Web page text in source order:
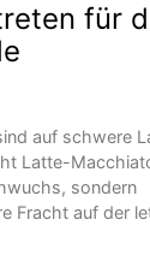
für
auf schwere
Latte-
sondern
Fracht auf der